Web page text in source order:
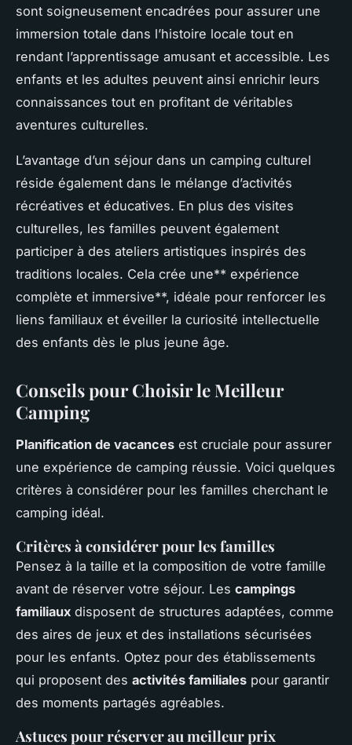
sont soigneusement encadrées pour assurer une
immersion totale dans l’histoire locale tout en
rendant l’apprentissage amusant et accessible. Les
enfants et les adultes peuvent ainsi enrichir leurs
connaissances tout en profitant de véritables
aventures culturelles.
L’avantage d’un séjour dans un camping culturel
réside également dans le mélange d’activités
récréatives et éducatives. En plus des visites
culturelles, les familles peuvent également
participer à des ateliers artistiques inspirés des
traditions locales. Cela crée une** expérience
complète et immersive**, idéale pour renforcer les
liens familiaux et éveiller la curiosité intellectuelle
des enfants dès le plus jeune âge.
Conseils pour Choisir le Meilleur
Camping
Planification de vacances est cruciale pour assurer
une expérience de camping réussie. Voici quelques
critères à considérer pour les familles cherchant le
camping idéal.
Critères à considérer pour les familles
Pensez à la taille et la composition de votre famille
avant de réserver votre séjour. Les campings
familiaux disposent de structures adaptées, comme
des aires de jeux et des installations sécurisées
pour les enfants. Optez pour des établissements
qui proposent des activités familiales pour garantir
des moments partagés agréables.
Astuces pour réserver au meilleur prix